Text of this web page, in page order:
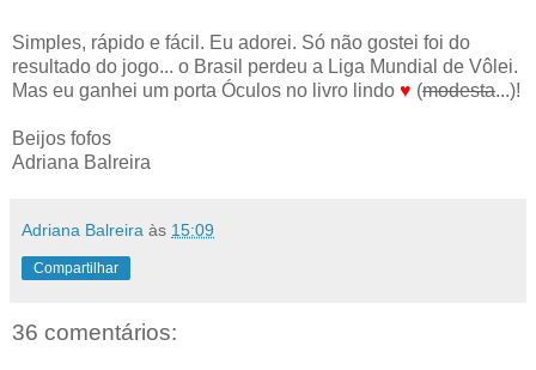
Simples, rápido e fácil. Eu adorei. Só não gostei foi do
resultado do jogo... o Brasil perdeu a Liga Mundial de Vôlei.
Mas eu ganhei um porta Óculos no livro lindo ♥ (modesta...)!
Beijos fofos
Adriana Balreira
Adriana Balreira às 15:09
Compartilhar
36 comentários: